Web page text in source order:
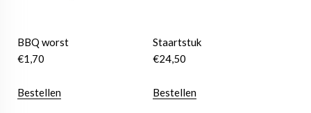
BBQ worst
€1,70
Bestellen
Staartstuk
€24,50
Bestellen